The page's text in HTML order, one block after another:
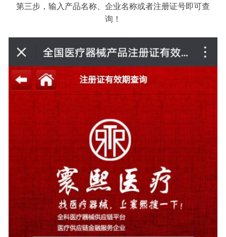
第三步，输入产品名称、企业名称或者注册证号即可查
询！